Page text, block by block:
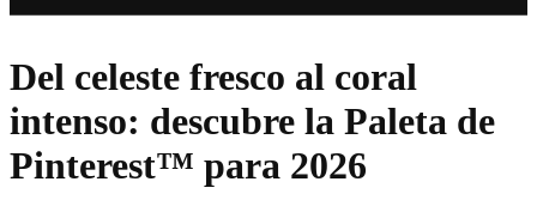
Del celeste fresco al coral
intenso: descubre la Paleta de
Pinterest™ para 2026